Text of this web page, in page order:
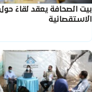
بيت الصحافة يعقد لقاءً
الاستقصائية